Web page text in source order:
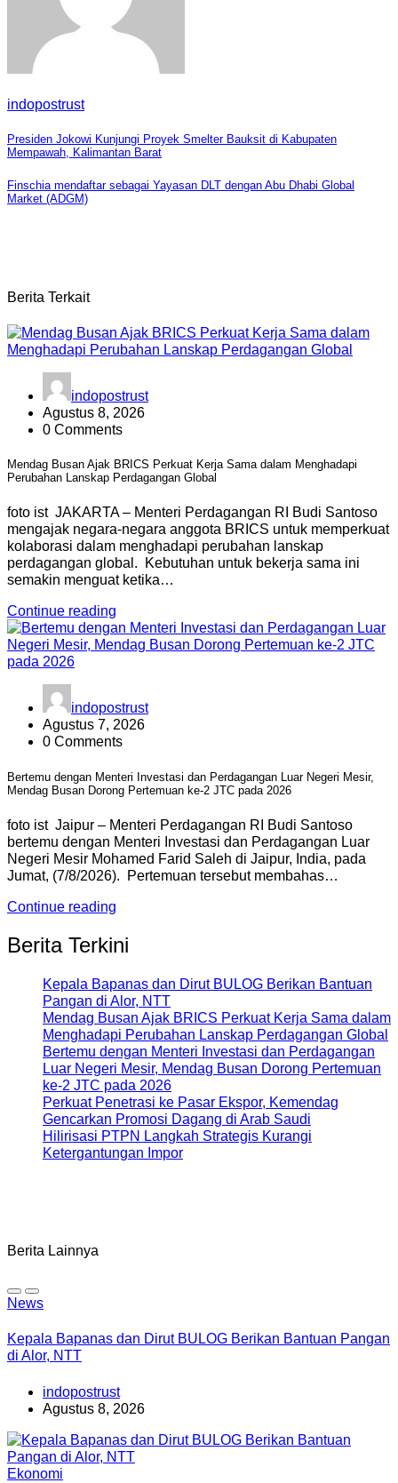
indopostrust
Navigasi
Presiden Jokowi Kunjungi Proyek Smelter Bauksit di Kabupaten
Mempawah, Kalimantan Barat
Finschia mendaftar sebagai Yayasan DLT dengan Abu Dhabi Global
Market (ADGM)
Berita Terkait
indopostrust
Agustus 8, 2026
0 Comments
Mendag Busan Ajak BRICS Perkuat Kerja Sama dalam Menghadapi
Perubahan Lanskap Perdagangan Global
foto ist JAKARTA – Menteri Perdagangan RI Budi Santoso
mengajak negara-negara anggota BRICS untuk memperkuat
kolaborasi dalam menghadapi perubahan lanskap
perdagangan global. Kebutuhan untuk bekerja sama ini
semakin menguat ketika…
Continue reading
indopostrust
Agustus 7, 2026
0 Comments
Bertemu dengan Menteri Investasi dan Perdagangan Luar Negeri Mesir,
Mendag Busan Dorong Pertemuan ke-2 JTC pada 2026
foto ist Jaipur – Menteri Perdagangan RI Budi Santoso
bertemu dengan Menteri Investasi dan Perdagangan Luar
Negeri Mesir Mohamed Farid Saleh di Jaipur, India, pada
Jumat, (7/8/2026). Pertemuan tersebut membahas…
Continue reading
Berita Terkini
Kepala Bapanas dan Dirut BULOG Berikan Bantuan
Pangan di Alor, NTT
Mendag Busan Ajak BRICS Perkuat Kerja Sama dalam
Menghadapi Perubahan Lanskap Perdagangan Global
Bertemu dengan Menteri Investasi dan Perdagangan
Luar Negeri Mesir, Mendag Busan Dorong Pertemuan
ke-2 JTC pada 2026
Perkuat Penetrasi ke Pasar Ekspor, Kemendag
Gencarkan Promosi Dagang di Arab Saudi
Hilirisasi PTPN Langkah Strategis Kurangi
Ketergantungan Impor
Berita Lainnya
News
Kepala Bapanas dan Dirut BULOG Berikan Bantuan Pangan
di Alor, NTT
indopostrust
Agustus 8, 2026
Ekonomi